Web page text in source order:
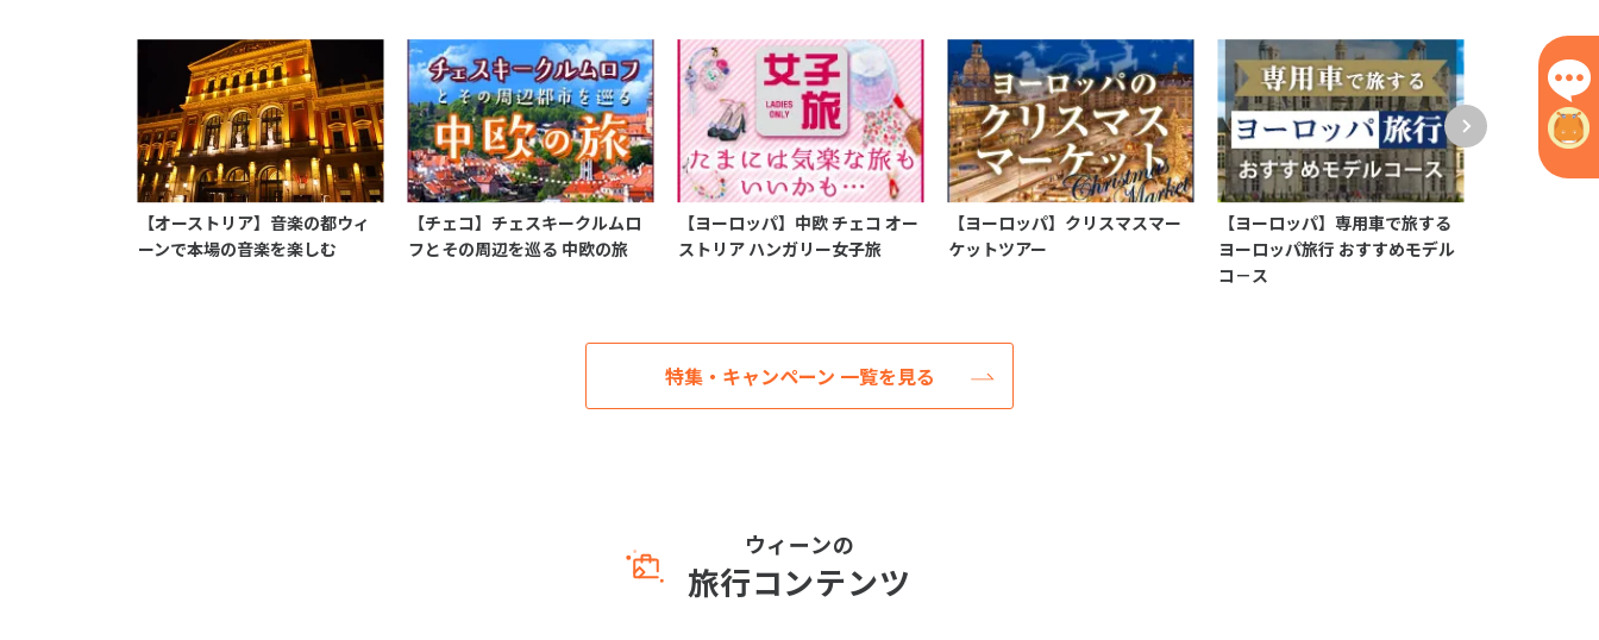
【オーストリア】音楽の都ウィ
ーンで本場の音楽を楽しむ
【チェコ】チェスキークルムロ
フとその周辺を巡る 中欧の旅
【ヨーロッパ】中欧 チェコ オー
ストリア ハンガリー女子旅
【ヨーロッパ】クリスマスマー
ケットツアー
【ヨーロッパ】専用車で旅する
ヨーロッパ旅行 おすすめモデル
コ－ス
特集・キャンペーン 一覧を見る
ウィーンの
旅行コンテンツ